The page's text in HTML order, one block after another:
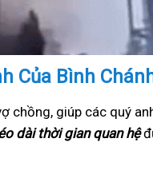
Của Bình
giúp các quý
dài thời gian quan hệ